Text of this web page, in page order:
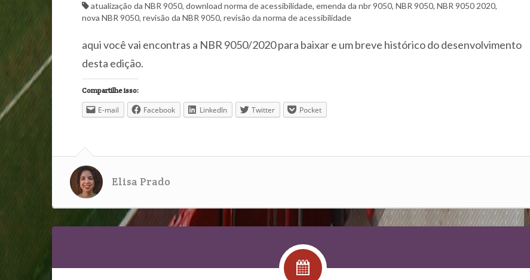
atualização da NBR 9050, download norma de acessibilidade, emenda da nbr 9050, NBR 9050, NBR 9050 2020,
nova NBR 9050, revisão da NBR 9050, revisão da norma de acessibilidade
aqui você vai encontras a NBR 9050/2020 para baixar e um breve histórico do desenvolvimento
desta edição.
Compartilhe isso:
E-mail Facebook LinkedIn Twitter Pocket
Elisa Prado